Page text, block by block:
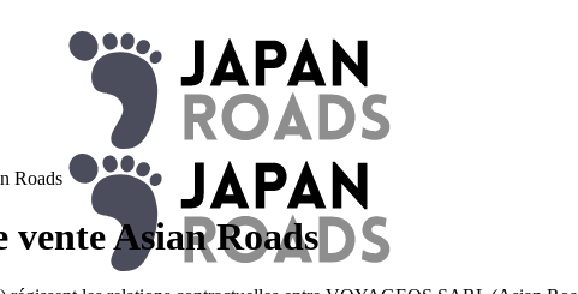
Roads
vente Asian Roads